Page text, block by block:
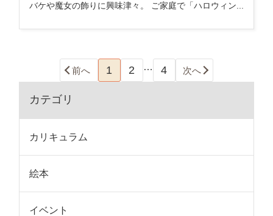
バケや魔女の飾りに興味津々。 ご家庭で「ハロウィン...
前へ 1 2 … 4 次へ
カテゴリ
カリキュラム
絵本
イベント